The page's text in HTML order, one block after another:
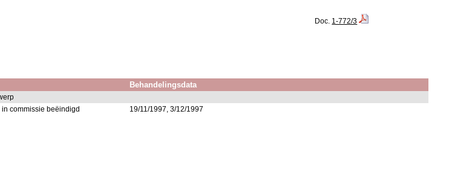
Doc. 1-772/3
Behandelingsdata
commissie beëindigd 19/11/1997, 3/12/1997